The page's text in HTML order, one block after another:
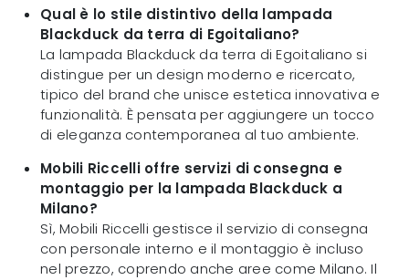
Qual è lo stile distintivo della lampada
Blackduck da terra di Egoitaliano?
La lampada Blackduck da terra di Egoitaliano si
distingue per un design moderno e ricercato,
tipico del brand che unisce estetica innovativa e
funzionalità. È pensata per aggiungere un tocco
di eleganza contemporanea al tuo ambiente.
Mobili Riccelli offre servizi di consegna e
montaggio per la lampada Blackduck a
Milano?
Sì, Mobili Riccelli gestisce il servizio di consegna
con personale interno e il montaggio è incluso
nel prezzo, coprendo anche aree come Milano. Il